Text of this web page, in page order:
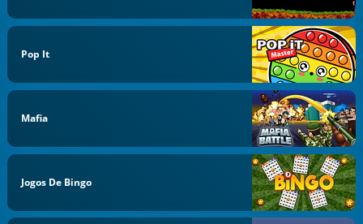
Pop It
Mafia
Jogos De Bingo